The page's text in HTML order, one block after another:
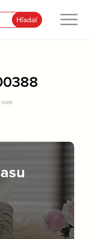
root